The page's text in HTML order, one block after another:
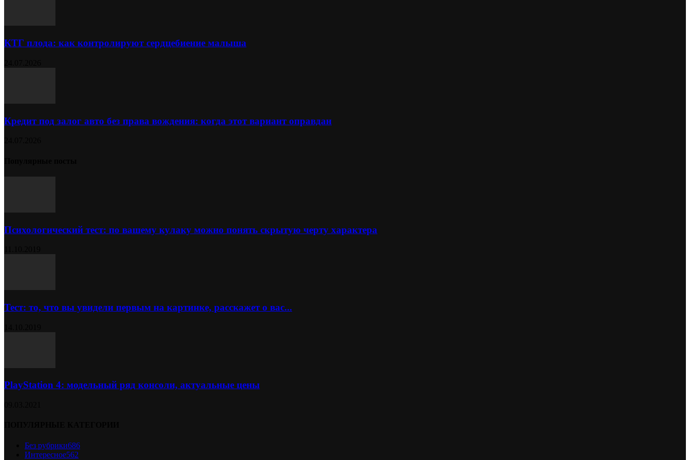
КТГ плода: как контролируют сердцебиение малыша
Кредит под залог авто без права вождения: когда этот вариант оправдан
Психологический тест: по вашему кулаку можно понять скрытую черту характера
Тест: то, что вы увидели первым на картинке, расскажет о вас...
PlayStation 4: модельный ряд консоли, актуальные цены
Без рубрики686
Интересное562